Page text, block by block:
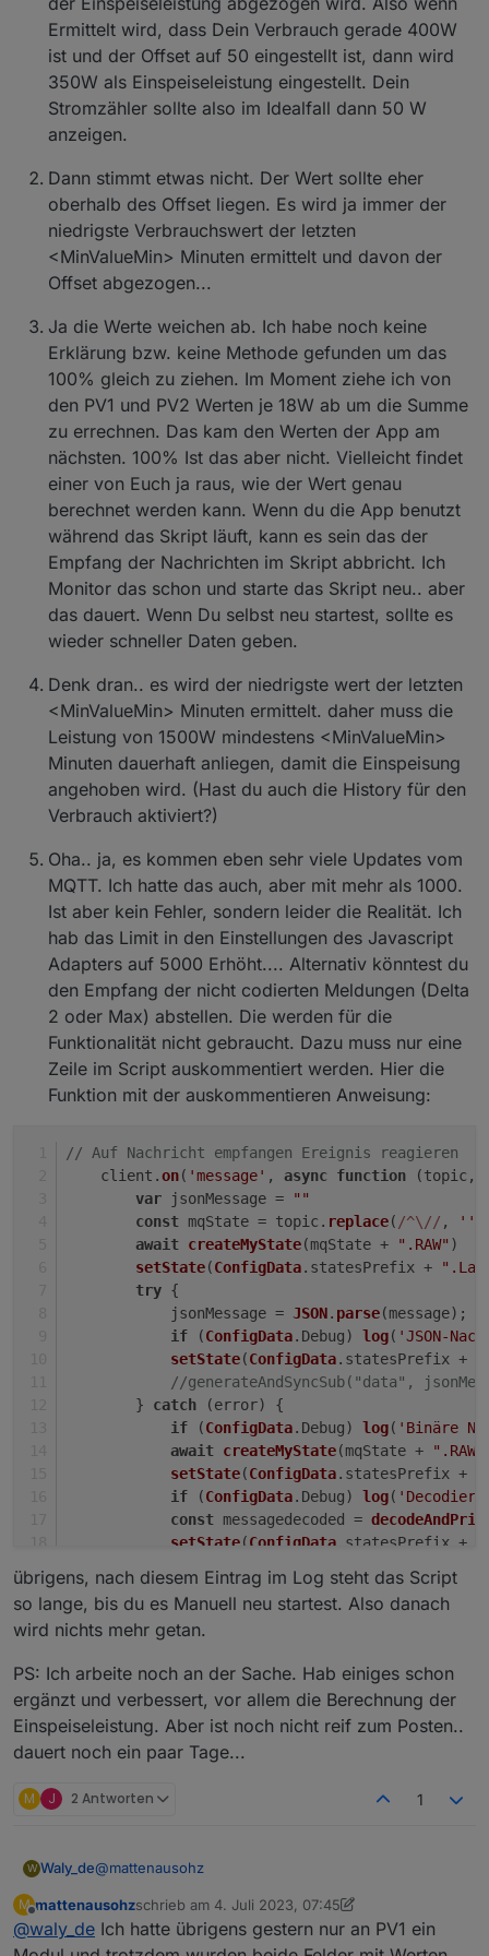
kann das liegen?
Die Produktion (PV1 und PV2) aktualisieren
sich im Vergleich zur App extrem selten
und passen auch nicht wirklich zum
Gesamt-Wert. PV1 + PV2 scheint nicht die
Die Einspeisung steigt aber nicht auf 600
sondern schwankt weiterhin (die vor der
Nutzung des Herds) um 500 W herum.
Stopping Script now! Please check your script!
Ermittelt wird, dass Dein Verbrauch gerade 400W
ist und der Offset auf 50 eingestellt ist, dann wird
350W als Einspeiseleistung eingestellt. Dein
Stromzähler sollte also im Idealfall dann 50 W
anzeigen.
Dann stimmt etwas nicht. Der Wert sollte eher
oberhalb des Offset liegen. Es wird ja immer der
niedrigste Verbrauchswert der letzten
<MinValueMin> Minuten ermittelt und davon der
Offset abgezogen...
Ja die Werte weichen ab. Ich habe noch keine
Erklärung bzw. keine Methode gefunden um das
100% gleich zu ziehen. Im Moment ziehe ich von
den PV1 und PV2 Werten je 18W ab um die Summe
zu errechnen. Das kam den Werten der App am
nächsten. 100% Ist das aber nicht. Vielleicht findet
einer von Euch ja raus, wie der Wert genau
berechnet werden kann. Wenn du die App benutzt
während das Skript läuft, kann es sein das der
Empfang der Nachrichten im Skript abbricht. Ich
Monitor das schon und starte das Skript neu.. aber
das dauert. Wenn Du selbst neu startest, sollte es
wieder schneller Daten geben.
Denk dran.. es wird der niedrigste wert der letzten
<MinValueMin> Minuten ermittelt. daher muss die
Leistung von 1500W mindestens <MinValueMin>
Minuten dauerhaft anliegen, damit die Einspeisung
angehoben wird. (Hast du auch die History für den
Verbrauch aktiviert?)
Oha.. ja, es kommen eben sehr viele Updates vom
MQTT. Ich hatte das auch, aber mit mehr als 1000.
Ist aber kein Fehler, sondern leider die Realität. Ich
hab das Limit in den Einstellungen des Javascript
Adapters auf 5000 Erhöht.... Alternativ könntest du
den Empfang der nicht codierten Meldungen (Delta
2 oder Max) abstellen. Die werden für die
Funktionalität nicht gebraucht. Dazu muss nur eine
Zeile im Script auskommentiert werden. Hier die
Funktion mit der auskommentieren Anweisung:
// Auf Nachricht empfangen Ereignis reagieren
    client.
on( 'message' , async function (topic,
var jsonMessage =
""
const mqState = topic. replace( /^\// , ''
await createMyState(mqState + ".RAW" )
setState(ConfigData. statesPrefix +
try {
            jsonMessage =
JSON. parse(message);
if (ConfigData. Debug) log( 'JSON-
setState(ConfigData. statesPrefix +
//generateAndSyncSub("data",
        }
catch (error) {
if (ConfigData. Debug) log( 'Binäre
await createMyState(mqState +
setState(ConfigData. statesPrefix +
if (ConfigData. Debug) log(
const messagedecoded =
setState(ConfigData statesPrefix +
        }
    });
übrigens, nach diesem Eintrag im Log steht das Script
so lange, bis du es Manuell neu startest. Also danach
wird nichts mehr getan.
PS: Ich arbeite noch an der Sache. Hab einiges schon
ergänzt und verbessert, vor allem die Berechnung der
Einspeiseleistung. Aber ist noch nicht reif zum Posten..
dauert noch ein paar Tage...
M J 2 Antworten 1
W Waly_de@mattenausohz
BasePower Offset ist das, was bei der
Berechnung der Einspeiseleistung abgezogen
wird. Also wenn Ermittelt wird, dass Dein
// Auf Nachricht empfangen Ereignis reagieren
client.on('message', async function
M
Offline
mattenausohzschrieb am 4. Juli 2023, 07:45
zuletzt editiert von mattenausohz
@waly_de Ich hatte übrigens gestern nur an PV1 ein